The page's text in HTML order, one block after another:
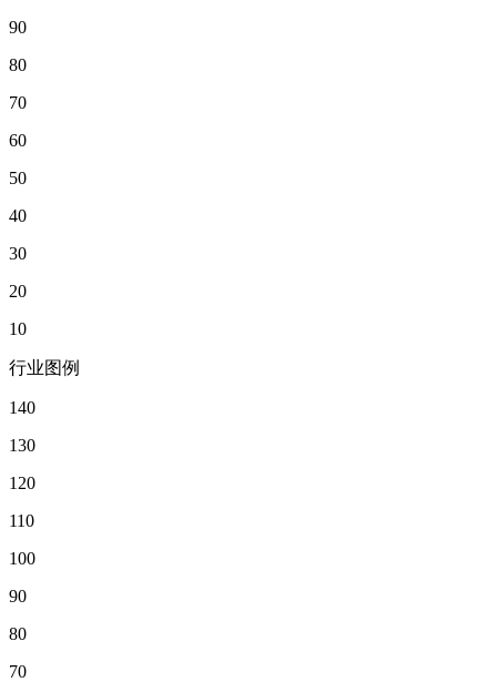
90
80
70
60
50
40
30
20
10
行业图例
140
130
120
110
100
90
80
70